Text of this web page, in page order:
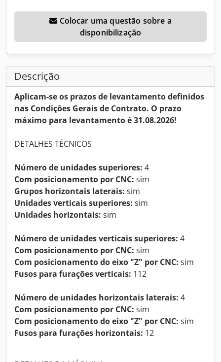
disponibilização
Descrição
Aplicam-se os prazos de levantamento definidos
nas Condições Gerais de Contrato. O prazo
máximo para levantamento é 31.08.2026!
DETALHES TÉCNICOS
Número de unidades superiores: 4
Com posicionamento por CNC: sim
Grupos horizontais laterais: sim
Unidades verticais superiores: sim
Unidades horizontais: sim
Número de unidades verticais superiores: 4
Com posicionamento por CNC: sim
Com posicionamento do eixo "Z" por CNC: sim
Fusos para furações verticais: 112
Número de unidades horizontais laterais: 4
Com posicionamento por CNC: sim
Com posicionamento do eixo "Z" por CNC: sim
Fusos para furações horizontais: 12